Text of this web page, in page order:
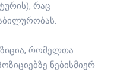
რაც
რომელთა
ნებისმიერ